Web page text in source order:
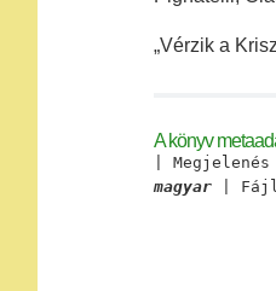
„Vérzik a
A könyv
|
magyar |